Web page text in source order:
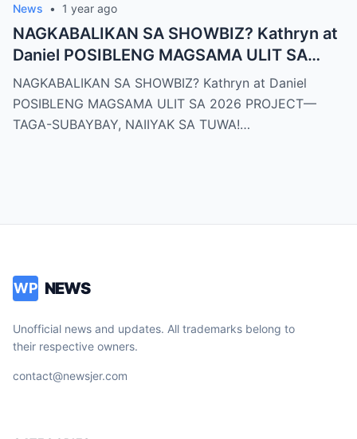
News • 1 year ago
NAGKABALIKAN SA SHOWBIZ? Kathryn at
Daniel POSIBLENG MAGSAMA ULIT SA
2026 PROJECT—TAGA-SUBAYBAY,
NAIIYAK SA TUWA!
NAGKABALIKAN SA SHOWBIZ? Kathryn at Daniel
POSIBLENG MAGSAMA ULIT SA 2026 PROJECT—
TAGA-SUBAYBAY, NAIIYAK SA TUWA!…
WP NEWS
Unofficial news and updates. All trademarks belong to
their respective owners.
contact@newsjer.com